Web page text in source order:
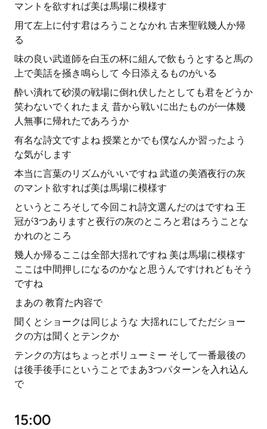
マントを欲すれば美は馬場に模様す
用て左上に付す君はろうことなかれ 古来聖戦幾人か帰
る
味の良い武道師を白玉の杯に組んで飲もうとすると馬の
上で美話を掻き鳴らして 今日添えるものがいる
酔い潰れて砂漠の戦場に倒れ伏したとしても君をどうか
笑わないでくれたまえ 昔から戦いに出たものが一体幾
人無事に帰れたであろうか
有名な詩文ですよね 授業とかでも僕なんか習ったよう
な気がします
本当に言葉のリズムがいいですね 武道の美酒夜行の灰
のマント欲すれば美は馬場に模様す
というところそして今回これ詩文選んだのはですね 王
冠が3つありますと夜行の灰のところと君はろうことな
かれのところ
幾人か帰るここは全部大揺れですね 美は馬場に模様す
ここは中間押しになるのかなと思うんですけれどもそう
ですね
まあの 教育た内容で
聞くとショークは同じような 大揺れにしてただショー
クの方は聞くとテンクか
テンクの方はちょっとボリューミー そして一番最後の
は後手後手にということでまあ3つパターンを入れ込ん
で
15:00